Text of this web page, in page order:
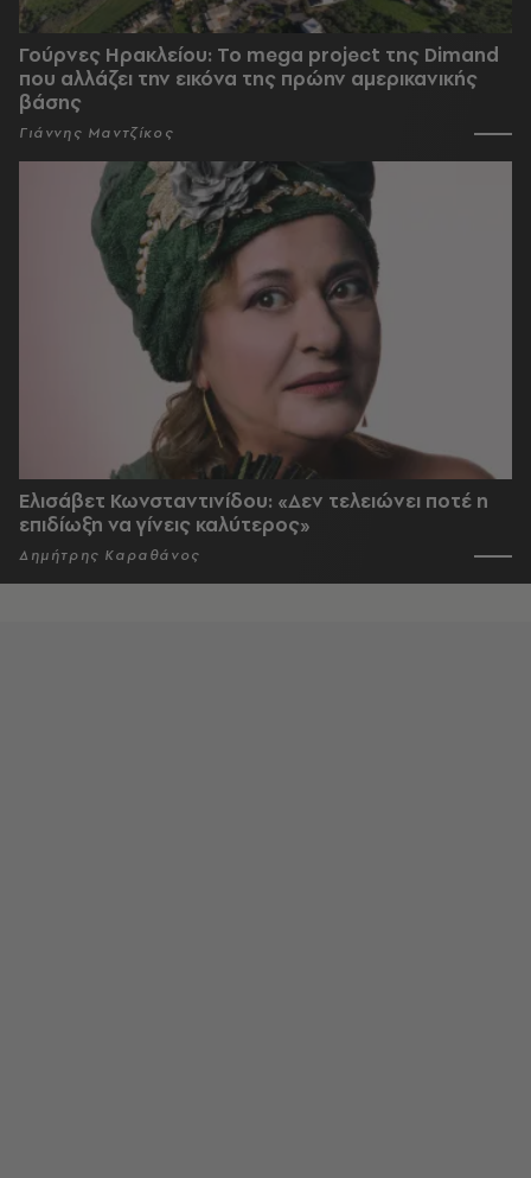
Γούρνες Ηρακλείου: To mega project της Dimand
που αλλάζει την εικόνα της πρώην αμερικανικής
βάσης
Γιάννης Μαντζίκος
Ελισάβετ Κωνσταντινίδου: «Δεν τελειώνει ποτέ η
επιδίωξη να γίνεις καλύτερος»
Δημήτρης Καραθάνος